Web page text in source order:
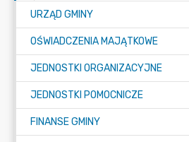
URZĄD GMINY
OŚWIADCZENIA MAJĄTKOWE
JEDNOSTKI ORGANIZACYJNE
JEDNOSTKI POMOCNICZE
FINANSE GMINY